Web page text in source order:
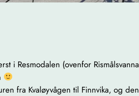
i Resmodalen (ovenfor
fra Kvaløyvågen til Finnvika, og